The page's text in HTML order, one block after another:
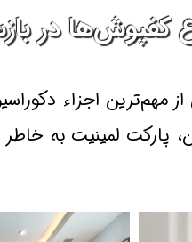
کفپوش‌ها در
از مهم‌ترین اجزاء
لمینیت به خاطر